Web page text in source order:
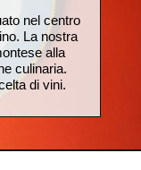
nel centro
La nostra
alla
culinaria.
di vini.